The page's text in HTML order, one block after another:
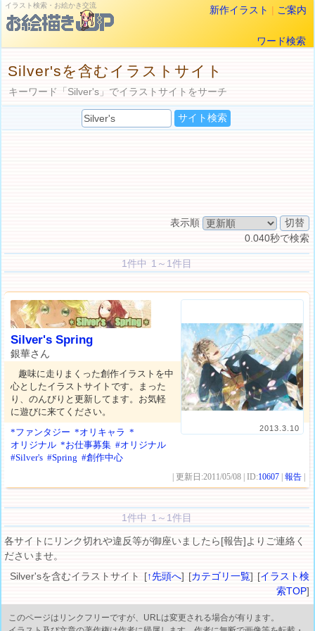
イラスト検索・お絵かき交流 新作イラスト | ご案内
ワード検索
Silver'sを含むイラストサイト
キーワード「Silver's」でイラストサイトをサーチ
表示順
0.040秒で検索
1件中 1～1件目
2013.3.10
Silver's Spring
銀華さん
趣味に走りまくった創作イラストを中
心としたイラストサイトです。まった
り、のんびりと更新してます。お気軽
に遊びに来てください。
*ファンタジー *オリキャラ *
オリジナル *お仕事募集 #オリジナル
#Silver's #Spring #創作中心
| 更新日:2011/05/08 | ID:10607 |報告
1件中 1～1件目
各サイトにリンク切れや違反等が御座いましたら[報告]よりご連絡く
ださいませ。
Silver'sを含むイラストサイト [↑先頭へ] [カテゴリ一覧] [イラスト検
索TOP]
このページはリンクフリーですが、URLは変更される場合が有ります。